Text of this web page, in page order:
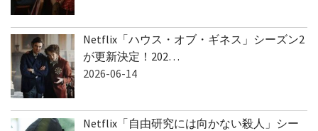
Netflix「ハウス・オブ・ギネス」シーズン2
が更新決定！202…
2026-06-14
Netflix「自由研究には向かない殺人」シー